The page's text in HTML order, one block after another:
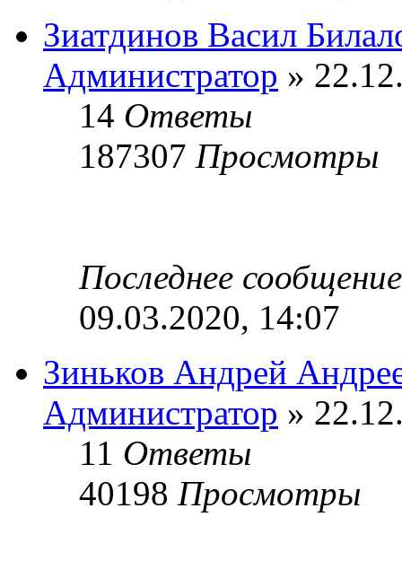
Зиатдинов Васил
Администратор »
14 Ответы
187307 Просмотры
Последнее
09.03.2020, 14:07
Зиньков Андрей
Администратор »
11 Ответы
40198 Просмотры